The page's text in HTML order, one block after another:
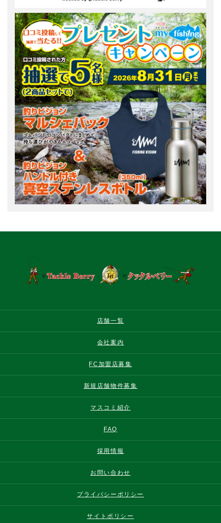
店舗一覧
会社案内
FC加盟店募集
新規店舗物件募集
マスコミ紹介
FAQ
採用情報
お問い合わせ
プライバシーポリシー
サイトポリシー